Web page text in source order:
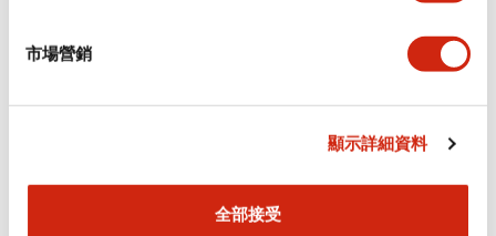
市場營銷
顯示詳細資料
全部接受